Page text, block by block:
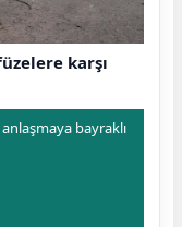
karşı
bayraklı